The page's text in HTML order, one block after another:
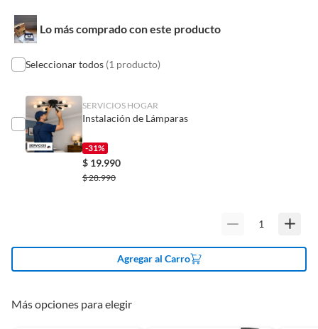
Plantas.
De uso personal.
Garantía 6 meses
Tipo Aplique Apliques para exterior
Tipo Bombilla
comercial
Paneles led y alta eficiencia
Lo más comprado con este producto
Seleccionar todos (1 producto)
SERVICIOS HOGAR
Instalación de Lámparas
-31%
$ 19.990
$28.990
Agregar al Carro
Más opciones para elegir